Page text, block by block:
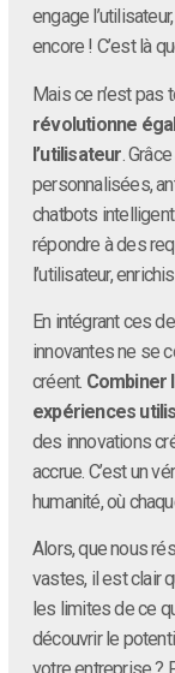
engage
encore ! C’est là
Mais ce n’est pas
révolutionne
l’utilisateur .
personnalisées,
chatbots
répondre à des
l’utilisateur,
En intégrant ces
innovantes ne se
créent. Combiner
expériences
des innovations
accrue. C’est un
humanité, où
Alors, que nous
vastes, il est clair
les limites de ce
découvrir le